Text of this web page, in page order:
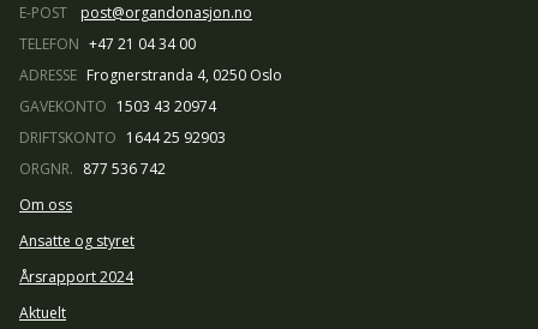
E-POST
post@organdonasjon.no
TELEFON +47 21 04 34 00
ADRESSE Frognerstranda 4, 0250 Oslo
GAVEKONTO 1503 43 20974
DRIFTSKONTO 1644 25 92903
ORGNR. 877 536 742
Om oss
Ansatte og styret
Årsrapport 2024
Aktuelt